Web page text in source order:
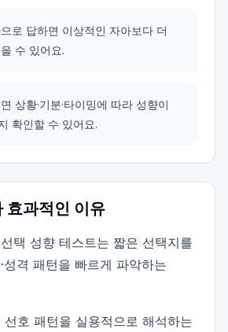
로 답하면 이상적인 자아보다 더
수 있어요.
상황·기분·타이밍에 따라 성향이
확인할 수 있어요.
효과적인 이유
택 성향 테스트는 짧은 선택지를
성격 패턴을 빠르게 파악하는
호 패턴을 실용적으로 해석하는